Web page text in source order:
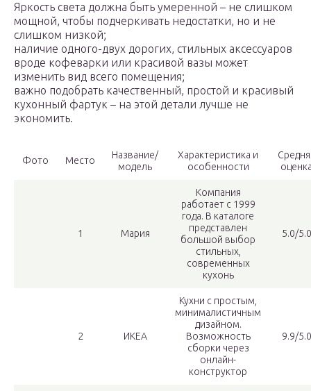
Яркость света должна быть умеренной – не слишком
мощной, чтобы подчеркивать недостатки, но и не
слишком низкой;
наличие одного-двух дорогих, стильных аксессуаров
вроде кофеварки или красивой вазы может
изменить вид всего помещения;
важно подобрать качественный, простой и красивый
кухонный фартук – на этой детали лучше не
экономить.
Фото Место
Название/
модель
Характеристика и
особенности
1 Мария
Компания
работает с 1999
года. В каталоге
представлен
большой выбор
стильных,
современных
кухонь
5.0/5.0
2 ИКЕА
Кухни с простым,
минималистичным
дизайном.
Возможность
сборки через
онлайн-
конструктор
9.9/5.0